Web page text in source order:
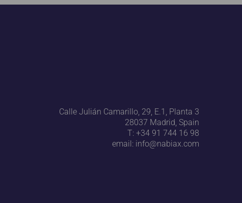
Calle Julián Camarillo, 29, E.1, Planta 3
28037 Madrid, Spain
T: +34 91 744 16 98
email: info@nabiax.com